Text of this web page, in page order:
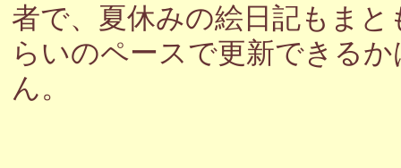
者で、夏休みの絵日記もま
らいのペースで更新できる
ん。